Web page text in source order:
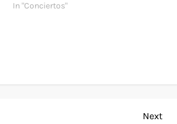
In "Conciertos"
Next
Next